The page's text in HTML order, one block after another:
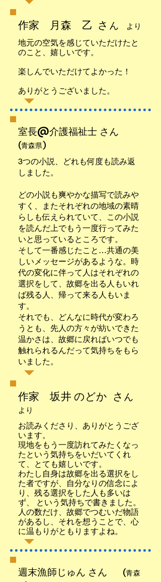
作家 月森 乙 さ ん より
地元の空気を感じていただけたと
のこと、嬉しいです。
楽しんでいただけてよかった！
ありがとうございました。
​室長@介護福祉士 さん
(青森県)
3つの小説、どれも何度も読み返
しました。
どの小説も爽やかな描写で読みや
すく、またそれぞれの地域の素晴
らしも伝えられていて、この小説
を読んだ上でもう一度行ってみた
いと思っているところです。
そして一番感じたこと…共通の美
しいメッセージがあるような。時
代の変化に伴って人はそれぞれの
選択をして、故郷を出る人もいれ
ば残る人、帰って来る人もいま
す。
それでも、どんなに時代が変わろ
うとも、先人の方々が紡いできた
温かさは、故郷に戻ればいつでも
触れられるんだって気持ちをもら
いました。
作家 坂井 のどか さ ん
より
お読みくださり、ありがとうござ
います。
現地をもう一度訪れてみたくなっ
たという気持ちをいだいてくれ
て、とても嬉しいです。
わたし自身は故郷を出る選択をし
た者ですが、自分なりの信念によ
り、残る選択をした人も多いは
ず、 という気持ちで書きました。
人の数だけ、故郷でつむいだ物語
があるし、それを想うことで、心
に温もりがともりますよね。
週末漁師じゅん さん
(青森